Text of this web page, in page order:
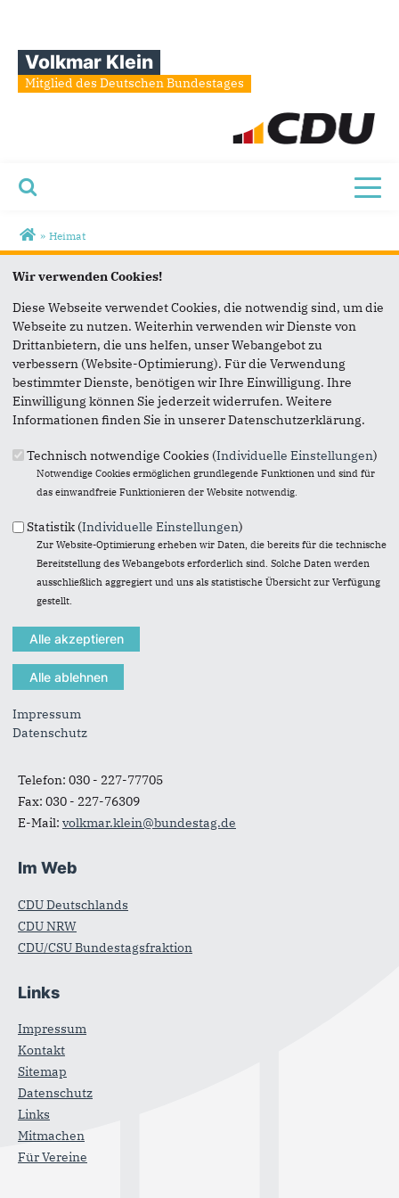
Volkmar Klein
Mitglied des Deutschen Bundestages
Sie sind hier
» Heimat
Zuhause
« Zurück zur Galerie
Element 6 von 10
‹ Vorherige |Weiter »
Fußbereich
Volkmar Klein
Deutscher Bundestag
Platz der Republik 1
Telefon: 030 - 227-77705
Fax: 030 - 227-76309
E-Mail: volkmar.klein@bundestag.de
Im Web
CDU Deutschlands
CDU NRW
CDU/CSU Bundestagsfraktion
Links
Impressum
Kontakt
Sitemap
Datenschutz
Links
Mitmachen
Für Vereine
Wir verwenden Cookies!
Diese Webseite verwendet Cookies, die notwendig sind, um die
Webseite zu nutzen. Weiterhin verwenden wir Dienste von
Drittanbietern, die uns helfen, unser Webangebot zu
verbessern (Website-Optimierung). Für die Verwendung
bestimmter Dienste, benötigen wir Ihre Einwilligung. Ihre
Einwilligung können Sie jederzeit widerrufen. Weitere
Informationen finden Sie in unserer Datenschutzerklärung.
Technisch notwendige Cookies (Individuelle Einstellungen)
Notwendige Cookies ermöglichen grundlegende Funktionen und sind für
das einwandfreie Funktionieren der Website notwendig.
Statistik (Individuelle Einstellungen)
Zur Website-Optimierung erheben wir Daten, die bereits für die technische
Bereitstellung des Webangebots erforderlich sind. Solche Daten werden
ausschließlich aggregiert und uns als statistische Übersicht zur Verfügung
gestellt.
Impressum
Datenschutz